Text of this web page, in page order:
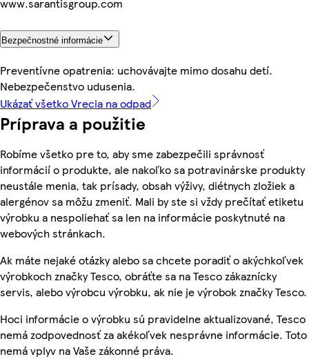
Bezpečnostné informácie
Preventívne opatrenia: uchovávajte mimo dosahu detí.
Nebezpečenstvo udusenia.
Ukázať všetko Vrecia na odpad
Príprava a použitie
Robíme všetko pre to, aby sme zabezpečili správnosť
informácií o produkte, ale nakoľko sa potravinárske produkty
neustále menia, tak prísady, obsah výživy, diétnych zložiek a
alergénov sa môžu zmeniť. Mali by ste si vždy prečítať etiketu
výrobku a nespoliehať sa len na informácie poskytnuté na
webových stránkach.
Ak máte nejaké otázky alebo sa chcete poradiť o akýchkoľvek
výrobkoch značky Tesco, obráťte sa na Tesco zákaznícky
servis, alebo výrobcu výrobku, ak nie je výrobok značky Tesco.
Hoci informácie o výrobku sú pravidelne aktualizované, Tesco
nemá zodpovednosť za akékoľvek nesprávne informácie. Toto
nemá vplyv na Vaše zákonné práva.